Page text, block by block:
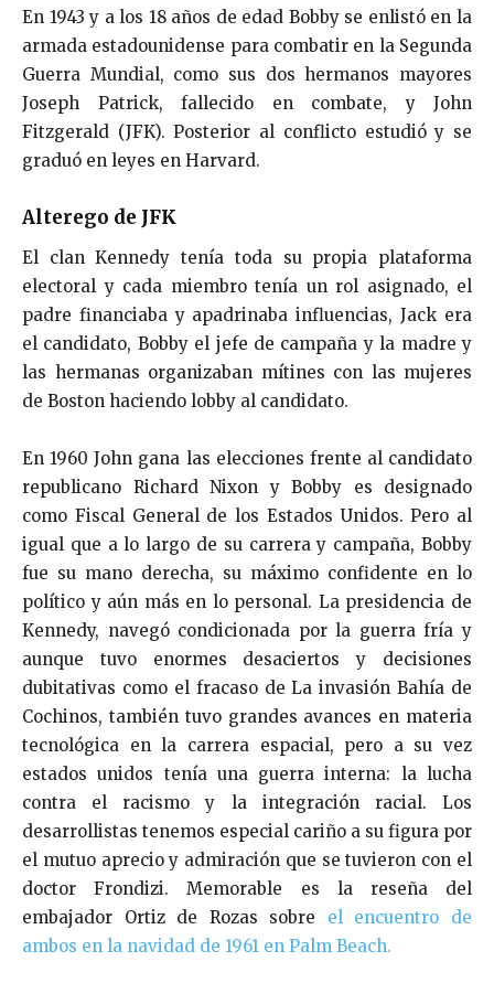
En 1943 y a los 18 años de edad Bobby se enlistó en la
armada estadounidense para combatir en la Segunda
Guerra Mundial, como sus dos hermanos mayores
Joseph Patrick, fallecido en combate, y John
Fitzgerald (JFK). Posterior al conflicto estudió y se
graduó en leyes en Harvard.
Alterego de JFK
El clan Kennedy tenía toda su propia plataforma
electoral y cada miembro tenía un rol asignado, el
padre financiaba y apadrinaba influencias, Jack era
el candidato, Bobby el jefe de campaña y la madre y
las hermanas organizaban mítines con las mujeres
de Boston haciendo lobby al candidato.
En 1960 John gana las elecciones frente al candidato
republicano Richard Nixon y Bobby es designado
como Fiscal General de los Estados Unidos. Pero al
igual que a lo largo de su carrera y campaña, Bobby
fue su mano derecha, su máximo confidente en lo
político y aún más en lo personal. La presidencia de
Kennedy, navegó condicionada por la guerra fría y
aunque tuvo enormes desaciertos y decisiones
dubitativas como el fracaso de La invasión Bahía de
Cochinos, también tuvo grandes avances en materia
tecnológica en la carrera espacial, pero a su vez
estados unidos tenía una guerra interna: la lucha
contra el racismo y la integración racial. Los
desarrollistas tenemos especial cariño a su figura por
el mutuo aprecio y admiración que se tuvieron con el
doctor Frondizi. Memorable es la reseña del
embajador Ortiz de Rozas sobre el encuentro de
ambos en la navidad de 1961 en Palm Beach.